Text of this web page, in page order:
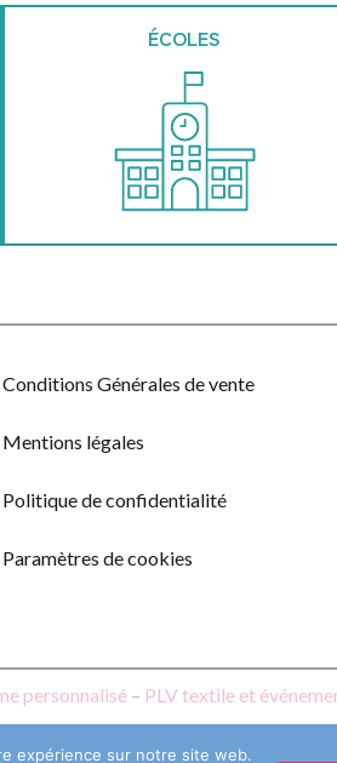
ÉCOLES
Conditions Générales de vente
Mentions légales
Politique de confidentialité
Paramètres de cookies
personnalisé – PLV textile et
expérience sur notre site web.